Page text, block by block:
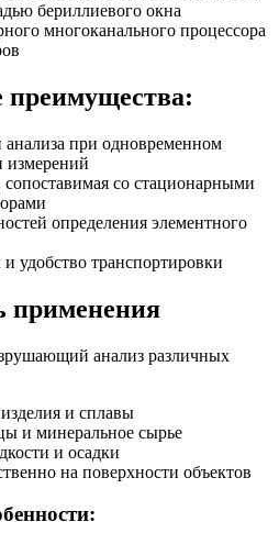
бериллиевого окна
многоканального процессора
преимущества:
при одновременном
измерений
сопоставимая со стационарными
определения элементного
удобство транспортировки
применения
анализ различных
и сплавы
и минеральное сырье
и осадки
на поверхности объектов